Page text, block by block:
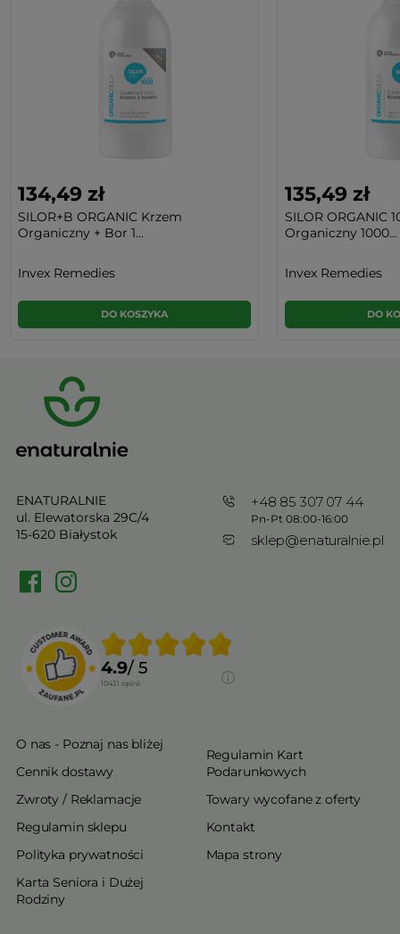
134,49 zł
SILOR+B ORGANIC Krzem
Organiczny + Bor 1...
Invex Remedies
DO KOSZYKA
135,49 zł
SILOR ORGANIC
Organiczny 1000...
Invex Remedies
DO
ENATURALNIE
ul. Elewatorska 29C/4
15-620 Białystok
+48 85 307 07 44
Pn-Pt 08:00-16:00
sklep@enaturalnie.pl
4.9/ 5
10431 opinii
O nas - Poznaj nas bliżej
Cennik dostawy
Zwroty / Reklamacje
Regulamin sklepu
Polityka prywatności
Karta Seniora i Dużej
Rodziny
Regulamin Kart
Podarunkowych
Towary wycofane z oferty
Kontakt
Mapa strony